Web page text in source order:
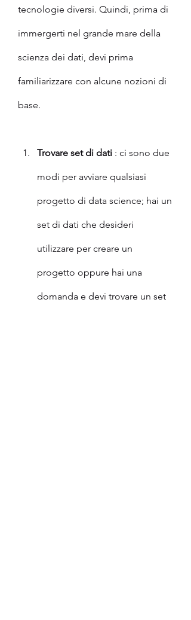
tecnologie diversi. Quindi, prima di
immergerti nel grande mare della
scienza dei dati, devi prima
familiarizzare con alcune nozioni di
base.
Trovare set di dati : ci sono due
modi per avviare qualsiasi
progetto di data science; hai un
set di dati che desideri
utilizzare per creare un
progetto oppure hai una
domanda e devi trovare un set